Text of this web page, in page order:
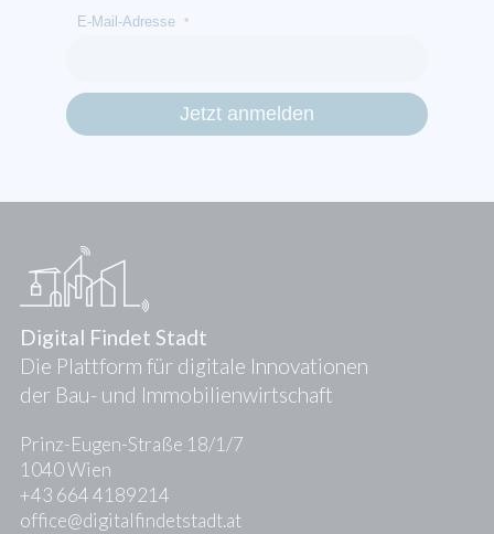
E-Mail-Adresse *
Digital Findet Stadt
Die Plattform für digitale Innovationen
der Bau- und Immobilienwirtschaft
Prinz-Eugen-Straße 18/1/7
1040 Wien
+43 664 4189214
office@digitalfindetstadt.at